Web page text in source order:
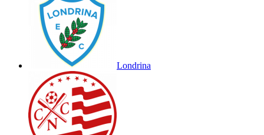
Londrina